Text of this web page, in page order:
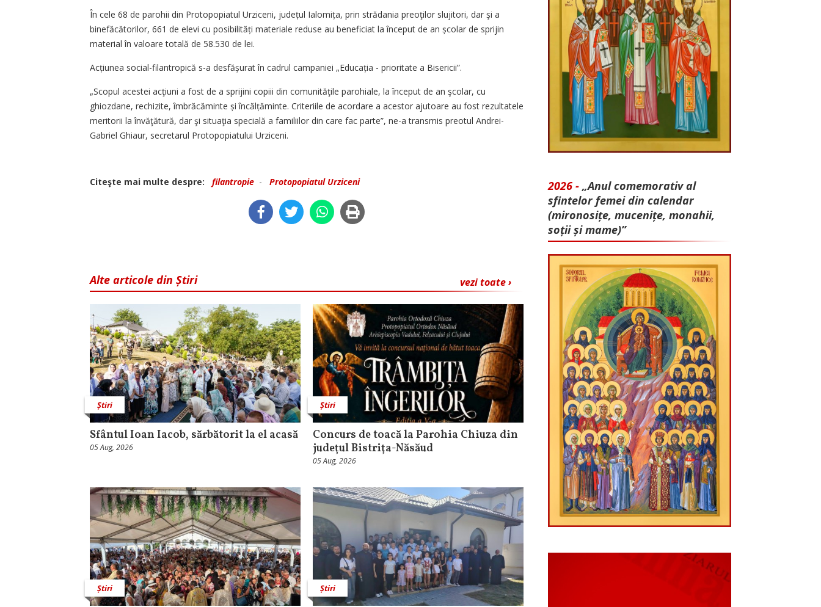
În cele 68 de parohii din Protopopiatul Urziceni, județul Ialomița, prin strădania preoţilor slujitori, dar şi a
binefăcătorilor, 661 de elevi cu posibilități materiale reduse au beneficiat la început de an școlar de sprijin
material în valoare totală de 58.530 de lei.
Acțiunea social-filantropică s-a desfășurat în cadrul campaniei „Educația - prioritate a Bisericii”.
„Scopul acestei acţiuni a fost de a sprijini copiii din comunităţile parohiale, la început de an şcolar, cu
ghiozdane, rechizite, îmbrăcăminte și încălțăminte. Criteriile de acordare a acestor ajutoare au fost rezultatele
meritorii la învăţătură, dar şi situaţia specială a familiilor din care fac parte”, ne-a transmis preotul Andrei-
Gabriel Ghiaur, secretarul Protopopiatului Urziceni.
Citeşte mai multe despre: filantropie - Protopopiatul Urziceni
vezi toate ›
Alte articole din Știri
Știri
Sfântul Ioan Iacob, sărbătorit la el acasă
05 Aug, 2026
Știri
​Concurs de toacă la Parohia Chiuza din
judeţul Bistriţa-Năsăud
05 Aug, 2026
Știri Știri
2026 - „Anul comemorativ al
sfintelor femei din calendar
(mironosițe, mu­cenițe, monahii,
soții și mame)”